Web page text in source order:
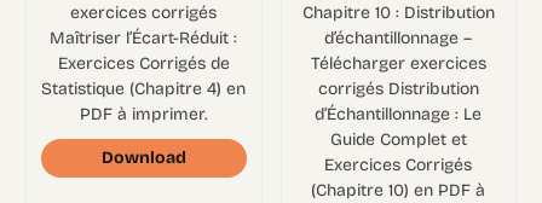
exercices corrigés
Maîtriser l’Écart-Réduit :
Exercices Corrigés de
Statistique (Chapitre 4) en
PDF à imprimer.
Download
Chapitre 10 : Distribution
d’échantillonnage –
Télécharger exercices
corrigés Distribution
d’Échantillonnage : Le
Guide Complet et
Exercices Corrigés
(Chapitre 10) en PDF à